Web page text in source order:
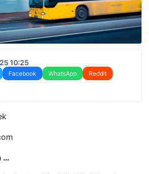
10:25
Facebook WhatsApp
Reddit
…